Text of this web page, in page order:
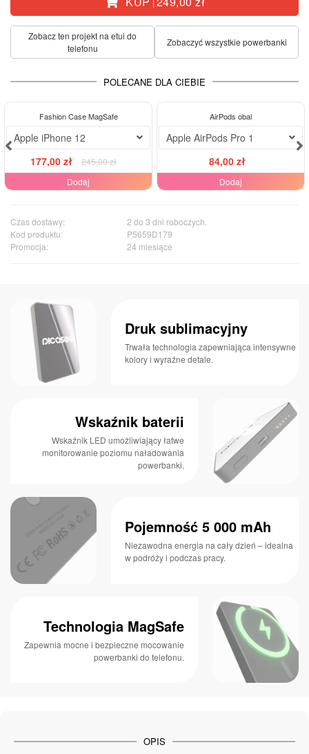
Zobacz ten projekt na etui do
telefonu
Zobaczyć wszystkie powerbanki
POLECANE DLA CIEBIE
Fashion Case MagSafe
Apple iPhone 12
177,00 zł
245,00 zł
Dodaj
AirPods obal
Apple AirPods Pro 1
84,00 zł
Dodaj
Czas dostawy:
2 do 3 dni roboczych.
Kod produktu:
P5659D179
Promocja:
24 miesiące
Druk sublimacyjny
Trwała technologia zapewniająca intensywne
kolory i wyraźne detale.
Wskaźnik baterii
Wskaźnik LED umożliwiający łatwe
monitorowanie poziomu naładowania
powerbanki.
Pojemność 5 000 mAh
Niezawodna energia na cały dzień – idealna
w podróży i podczas pracy.
Technologia MagSafe
Zapewnia mocne i bezpieczne mocowanie
powerbanki do telefonu.
OPIS